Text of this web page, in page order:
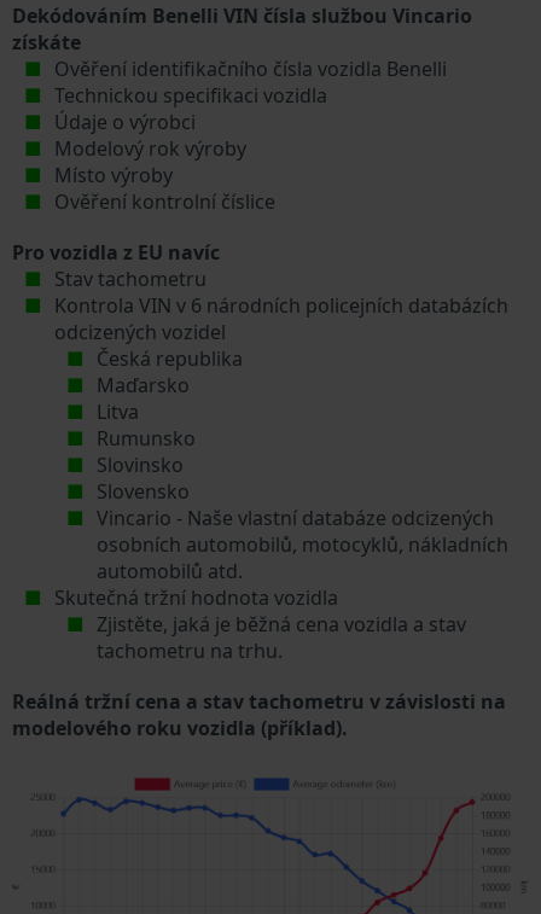
Dekódováním Benelli VIN čísla službou Vincario
získáte
Ověření identifikačního čísla vozidla Benelli
Technickou specifikaci vozidla
Údaje o výrobci
Modelový rok výroby
Místo výroby
Ověření kontrolní číslice
Pro vozidla z EU navíc
Stav tachometru
Kontrola VIN v 6 národních policejních databázích
odcizených vozidel
Česká republika
Maďarsko
Litva
Rumunsko
Slovinsko
Slovensko
Vincario - Naše vlastní databáze odcizených
osobních automobilů, motocyklů, nákladních
automobilů atd.
Skutečná tržní hodnota vozidla
Zjistěte, jaká je běžná cena vozidla a stav
tachometru na trhu.
Reálná tržní cena a stav tachometru v závislosti na
modelového roku vozidla (příklad).